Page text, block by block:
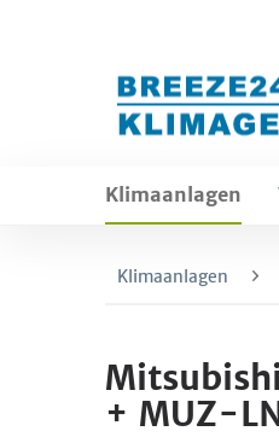
Klimaanlagen
Klimaanlagen
+ MUZ-